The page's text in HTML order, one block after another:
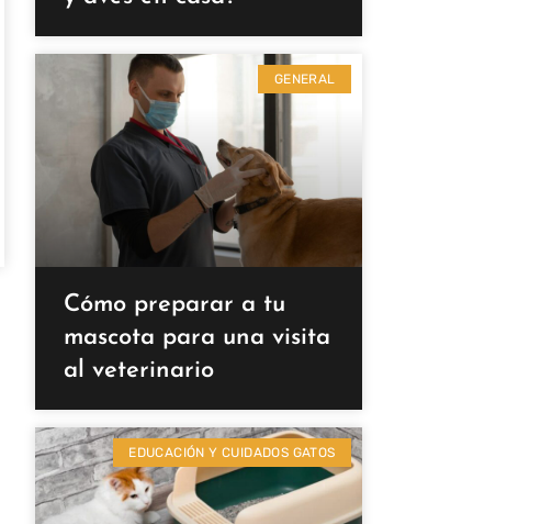
GENERAL
Cómo preparar a tu
mascota para una visita
al veterinario
EDUCACIÓN Y CUIDADOS GATOS